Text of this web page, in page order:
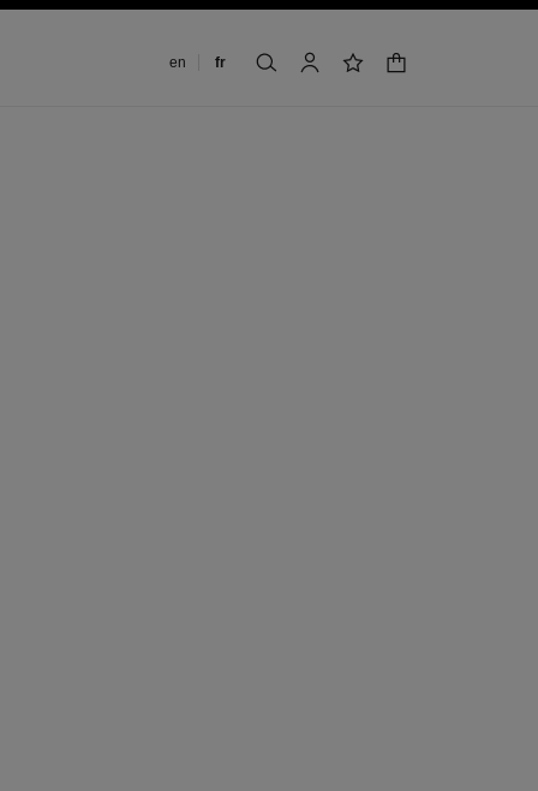
en fr
recherchermon compteliste de souhaits
panier